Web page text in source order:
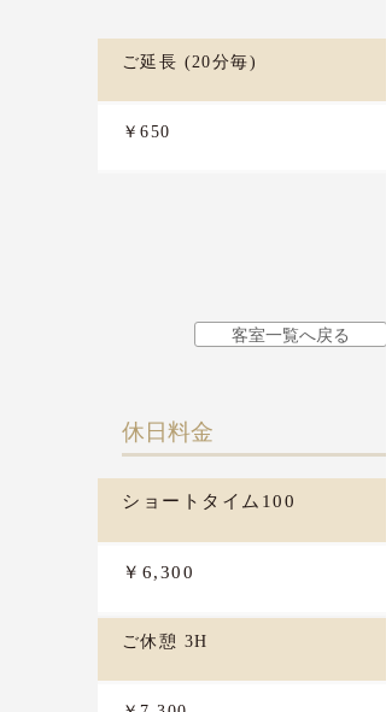
ご延長 (20分毎)
￥650
客室一覧へ戻る
​休日料金
ショートタイム100
￥6,300
ご休憩 3H